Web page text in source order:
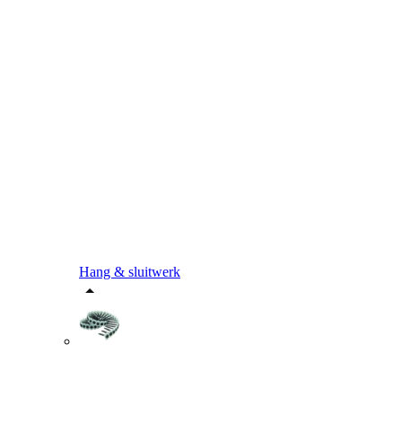
Hang & sluitwerk